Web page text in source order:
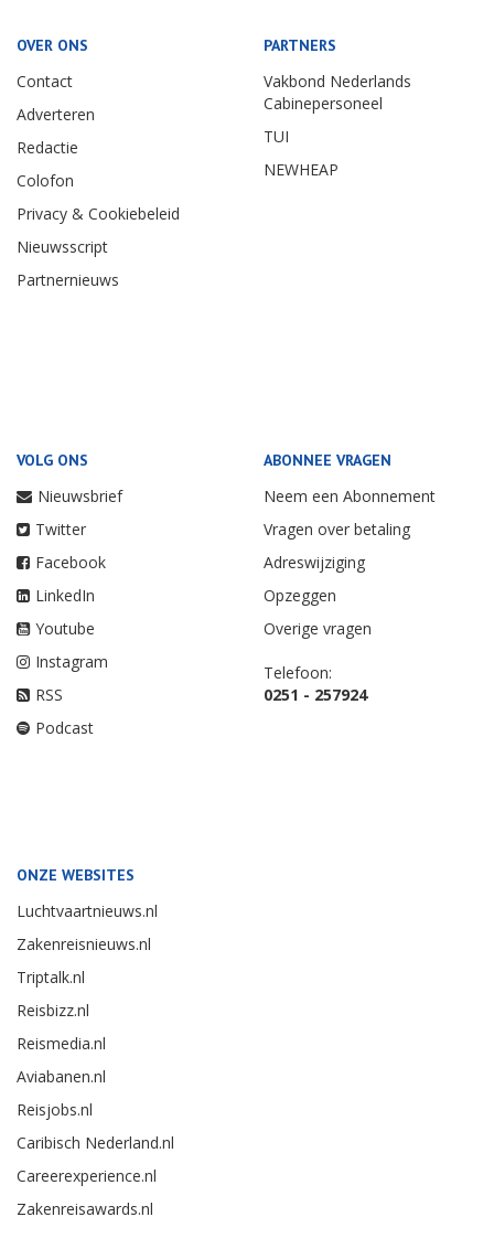
OVER ONS
Contact
Adverteren
Redactie
Colofon
Privacy & Cookiebeleid
Nieuwsscript
Partnernieuws
PARTNERS
Vakbond Nederlands
Cabinepersoneel
TUI
NEWHEAP
VOLG ONS
Nieuwsbrief
Twitter
Facebook
LinkedIn
Youtube
Instagram
RSS
Podcast
ABONNEE VRAGEN
Neem een Abonnement
Vragen over betaling
Adreswijziging
Opzeggen
Overige vragen
Telefoon:
0251 - 257924
ONZE WEBSITES
Luchtvaartnieuws.nl
Zakenreisnieuws.nl
Triptalk.nl
Reisbizz.nl
Reismedia.nl
Aviabanen.nl
Reisjobs.nl
Caribisch Nederland.nl
Careerexperience.nl
Zakenreisawards.nl